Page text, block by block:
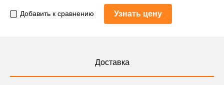
Добавить к сравнению Узнать цену
Доставка